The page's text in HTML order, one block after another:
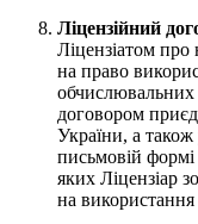
Ліцензійний
Ліцензіатом про
на право
договором
України, а також
письмовій формі
яких Ліцензіар
на